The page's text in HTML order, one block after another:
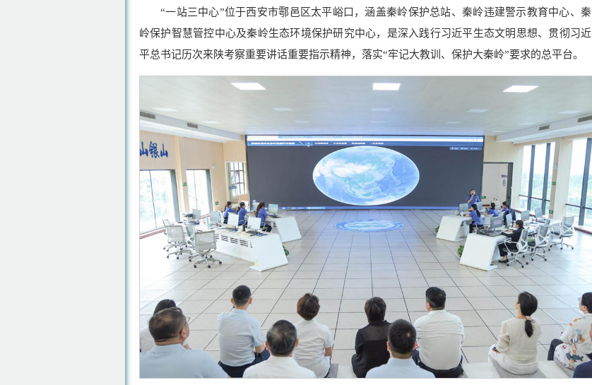
“一站三中心”位于西安市鄠邑区太平峪口，涵盖秦岭保护总站、秦岭违建警示教育中心、秦
岭保护智慧管控中心及秦岭生态环境保护研究中心，是深入践行习近平生态文明思想、贯彻习近
平总书记历次来陕考察重要讲话重要指示精神，落实“牢记大教训、保护大秦岭”要求的总平台。